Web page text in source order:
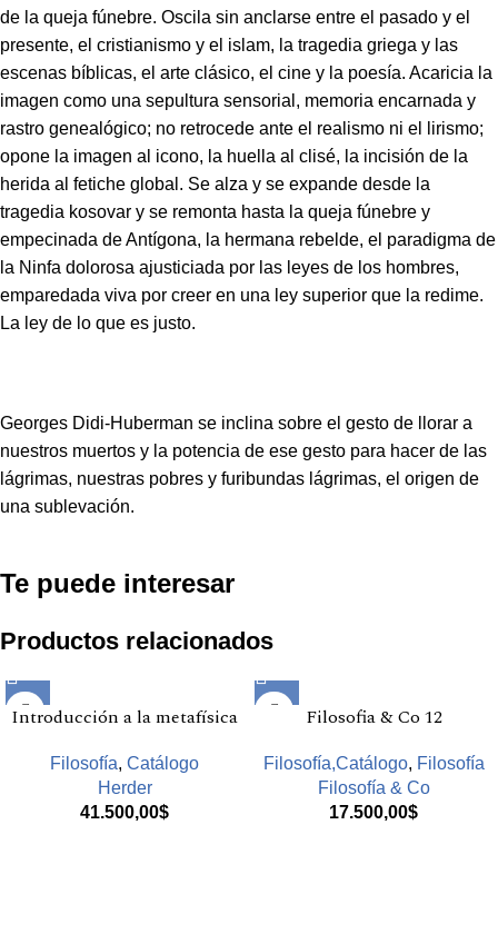
de la queja fúnebre. Oscila sin anclarse entre el pasado y el
presente, el cristianismo y el islam, la tragedia griega y las
escenas bíblicas, el arte clásico, el cine y la poesía. Acaricia la
imagen como una sepultura sensorial, memoria encarnada y
rastro genealógico; no retrocede ante el realismo ni el lirismo;
opone la imagen al icono, la huella al clisé, la incisión de la
herida al fetiche global. Se alza y se expande desde la
tragedia kosovar y se remonta hasta la queja fúnebre y
empecinada de Antígona, la hermana rebelde, el paradigma de
la Ninfa dolorosa ajusticiada por las leyes de los hombres,
emparedada viva por creer en una ley superior que la redime.
La ley de lo que es justo.
Georges Didi-Huberman se inclina sobre el gesto de llorar a
nuestros muertos y la potencia de ese gesto para hacer de las
lágrimas, nuestras pobres y furibundas lágrimas, el origen de
una sublevación.
Te puede interesar
Productos relacionados
Introducción a la metafísica
Filosofía, Catálogo
Herder
41.500,00$
Filosofia & Co 12
Filosofía,Catálogo, Filosofía
Filosofía & Co
17.500,00$